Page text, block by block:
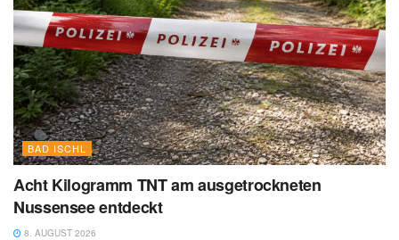
BAD ISCHL
Acht Kilogramm TNT am ausgetrockneten
Nussensee entdeckt
8. AUGUST 2026